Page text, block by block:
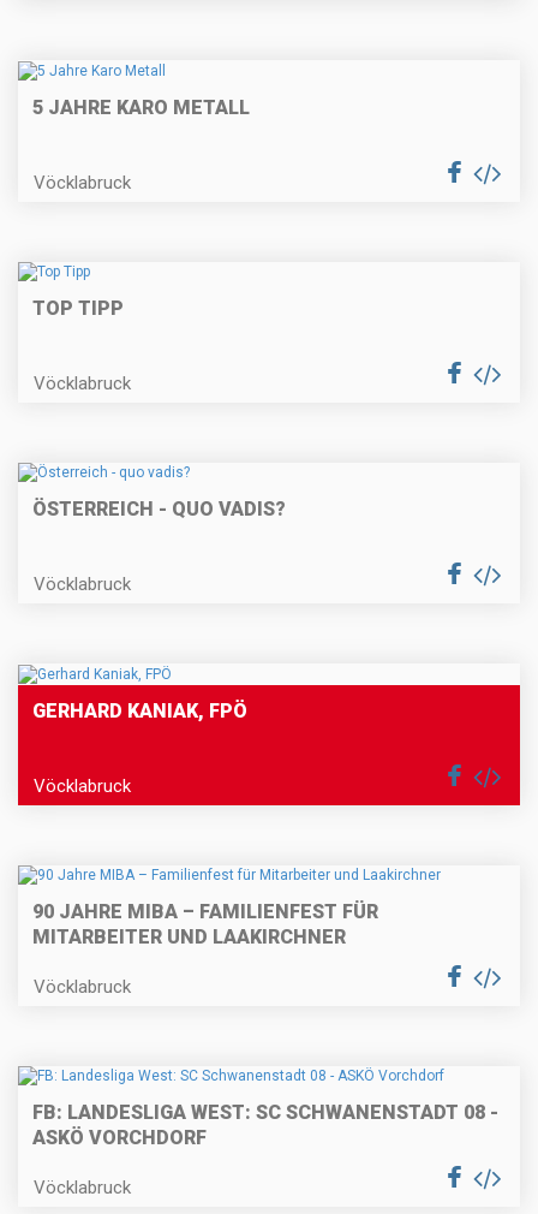
5 JAHRE KARO METALL
Vöcklabruck
TOP TIPP
Vöcklabruck
ÖSTERREICH - QUO VADIS?
Vöcklabruck
GERHARD KANIAK, FPÖ
Vöcklabruck
90 JAHRE MIBA – FAMILIENFEST FÜR
MITARBEITER UND LAAKIRCHNER
Vöcklabruck
FB: LANDESLIGA WEST: SC SCHWANENSTADT 08 -
ASKÖ VORCHDORF
Vöcklabruck